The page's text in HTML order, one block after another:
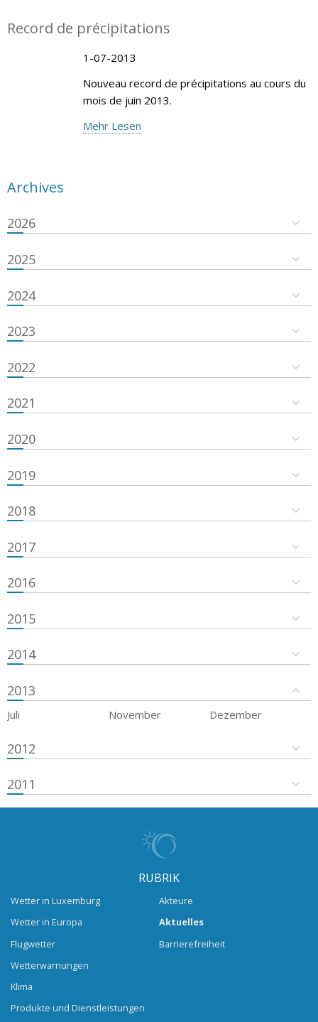
Record de précipitations
1-07-2013
Nouveau record de précipitations au cours du
mois de juin 2013.
Mehr Lesen
Archives
2026
2025
2024
2023
2022
2021
2020
2019
2018
2017
2016
2015
2014
2013
Juli November Dezember
2012
2011
RUBRIK
Wetter in Luxemburg
Wetter in Europa
Flugwetter
Wetterwarnungen
Klima
Produkte und Dienstleistungen
Akteure
Aktuelles
Barrierefreiheit